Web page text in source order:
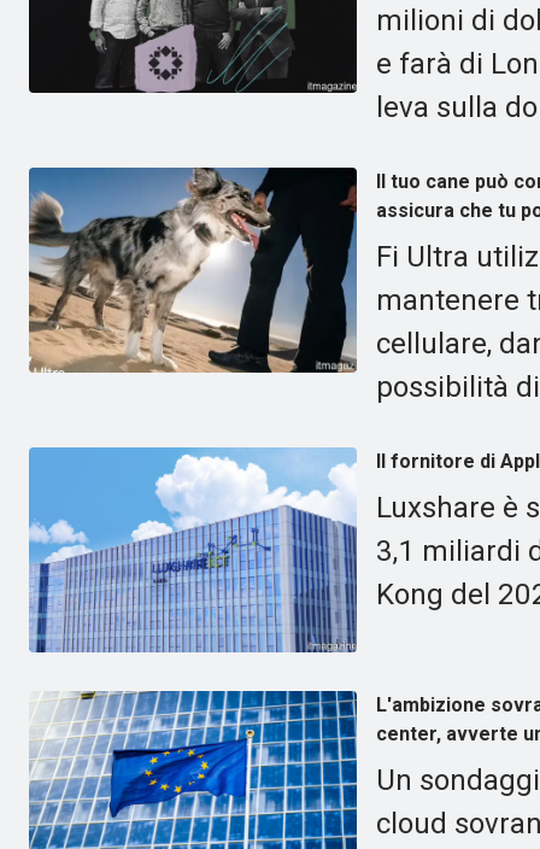
milioni di
e farà di
leva sulla
Il tuo cane può
assicura che tu
Fi Ultra
mantenere
cellulare,
possibilità
Il fornitore di
Luxshare è
3,1 miliardi
Kong del
L'ambizione
center, avverte
Un
cloud